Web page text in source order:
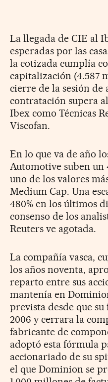
La llegada de CIE al
esperadas por las
la cotizada cumplía
capitalización (4.587
cierre de la sesión de
contratación supera
Ibex como Técnicas
Viscofan.
En lo que va de año
Automotive suben un
uno de los valores
Medium Cap. Una
480% en los últimos
consenso de los
Reuters ve agotada.
La compañía vasca,
los años noventa,
reparto entre sus
mantenía en
prevista desde que
2006 y cerrara la
fabricante de
adoptó esta fórmula
accionariado de su
el que Dominion se